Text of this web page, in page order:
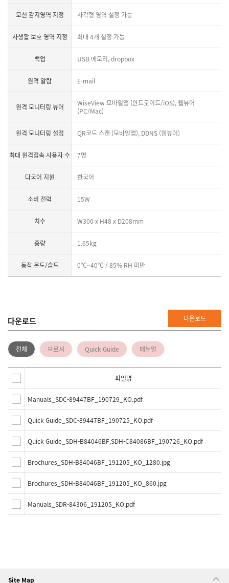
모션 감지영역 지정 사각형 영역 설정 가능
사생활 보호 영역 지정 최대 4개 설정 가능
백업 USB 메모리, dropbox
원격 알람 E-mail
원격 모니터링 뷰어
WiseView 모바일앱 (안드로이드/iOS), 웹뷰어
(PC/Mac)
원격 모니터링 설정 QR코드 스캔 (모바일앱), DDNS (웹뷰어)
최대 원격접속 사용자 수 7명
다국어 지원 한국어
소비 전력 15W
치수 W300 x H48 x D208mm
중량 1.65kg
동작 온도/습도 0℃~40℃ / 85% RH 미만
다운로드 다운로드
전체 브로셔 Quick Guide 매뉴얼
파일명
Manuals_SDC-89447BF_190729_KO.pdf
Quick Guide_SDC-89447BF_190725_KO.pdf
Quick Guide_SDH-B84046BF,SDH-C84086BF_190726_KO.pdf
Brochures_SDH-B84046BF_191205_KO_1280.jpg
Brochures_SDH-B84046BF_191205_KO_860.jpg
Manuals_SDR-84306_191205_KO.pdf
Site Map